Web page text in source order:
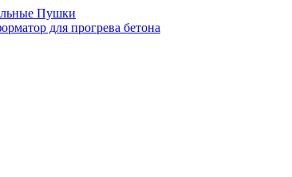
Пушки
для прогрева бетона